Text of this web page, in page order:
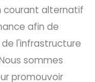
courant alternatif
afin de
l'infrastructure
sommes
promouvoir